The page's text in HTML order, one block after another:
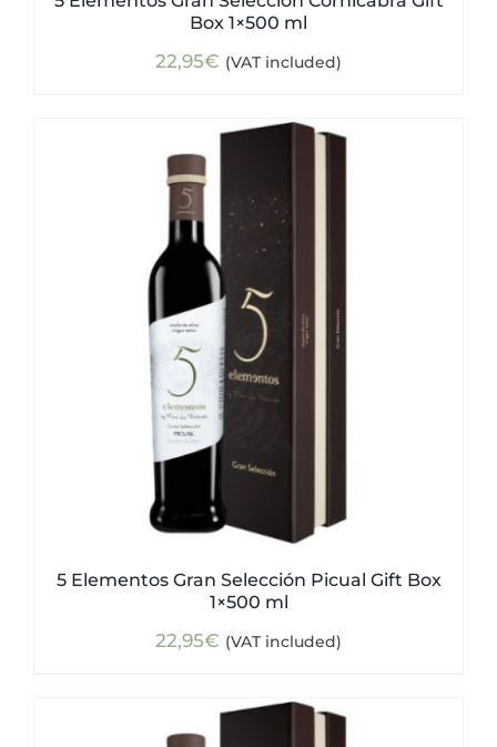
Box 1×500 ml
22,95€ (VAT included)
5 Elementos Gran Selección Picual Gift Box
1×500 ml
22,95€ (VAT included)